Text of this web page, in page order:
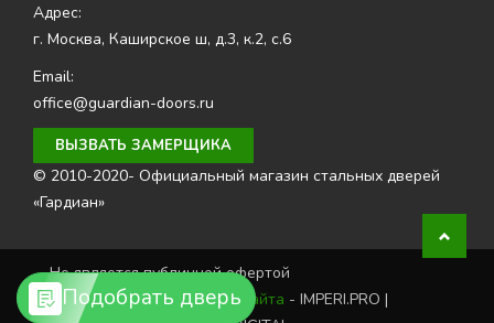
Подобрать дверь
Адрес:
г. Москва, Каширское ш, д.3, к.2, с.6
Email:
office@guardian-doors.ru
ВЫЗВАТЬ ЗАМЕРЩИКА
© 2010-2020- Официальный магазин стальных дверей
«Гардиан»
Не является публичной офертой
Создание и продвижение сайта - IMPERI.PRO |